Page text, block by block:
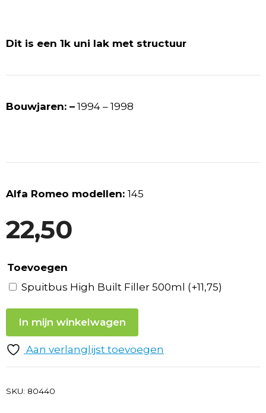
Dit is een 1k uni lak met structuur
Bouwjaren: – 1994 – 1998
Alfa Romeo modellen: 145
22,50
Toevoegen
Spuitbus High Built Filler 500ml (+11,75)
In mijn winkelwagen
Aan verlanglijst toevoegen
SKU: 80440